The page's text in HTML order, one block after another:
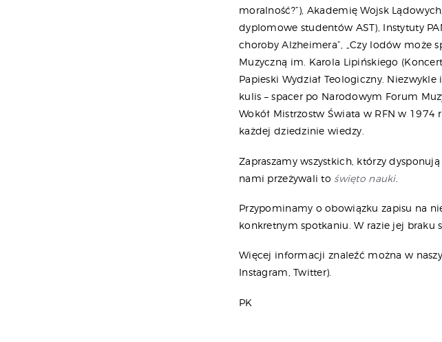
moralność?”), Akademię Wojsk
dyplomowe studentów AST), Instytuty
choroby Alzheimera”, „Czy lodów może
Muzyczną im. Karola Lipińskiego
Papieski Wydział Teologiczny.
kulis – spacer po Narodowym Forum
Wokół Mistrzostw Świata w RFN w
każdej dziedzinie wiedzy.
Zapraszamy wszystkich, którzy
nami przeżywali to święto nauki.
Przypominamy o obowiązku zapisu na
konkretnym spotkaniu. W razie jej braku
Więcej informacji znaleźć można w
Instagram, Twitter).
PK